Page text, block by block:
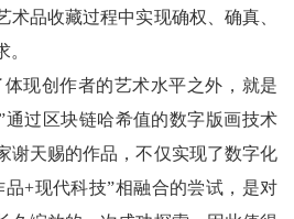
术品收藏过程中实现确权、确真、
现创作者的艺术水平之外，就是
过区块链哈希值的数字版画技术
谢天赐的作品，不仅实现了数字化
+现代科技”相融合的尝试，是对